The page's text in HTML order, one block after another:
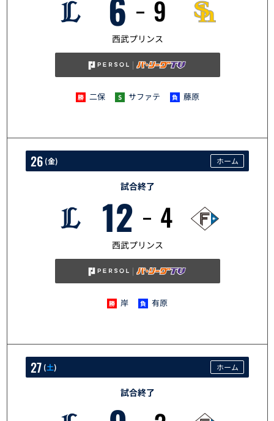
6/25
9
西武プリンス
二保 サファテ 藤原
6/26
26 (金) ホーム
試合終了
12 4
西武プリンス
岸 有原
27 (土) ホーム
試合終了